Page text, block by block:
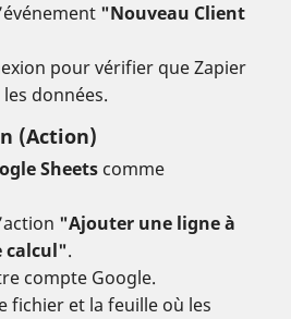
"Nouveau Client
pour vérifier que Zapier
données.
(Action)
Sheets comme
"Ajouter une ligne à
calcul".
compte Google.
fichier et la feuille où les